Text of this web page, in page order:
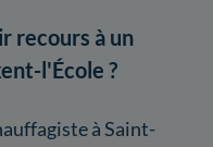
recours à un
l'École ?
à Saint-